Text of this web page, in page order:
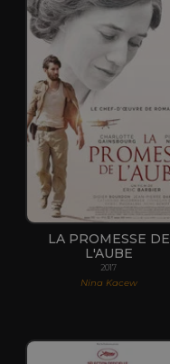
LA PROMESSE DE
L'AUBE
2017
Nina Kacew